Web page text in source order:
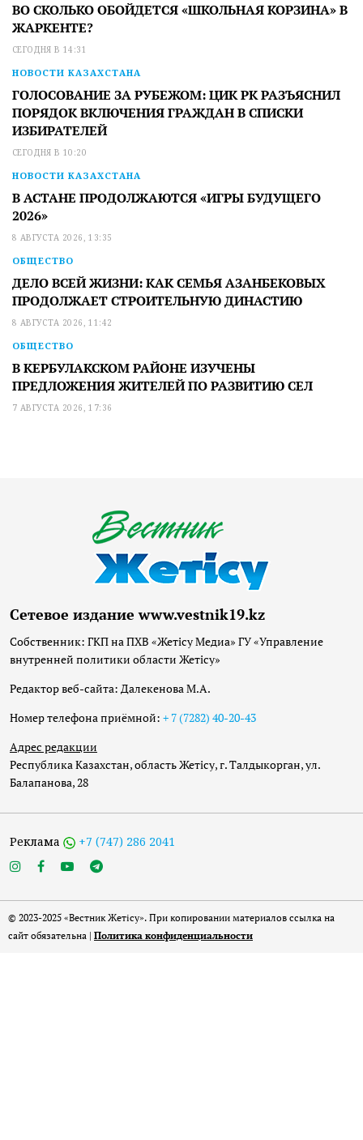
ВО СКОЛЬКО ОБОЙДЕТСЯ «ШКОЛЬНАЯ КОРЗИНА» В
ЖАРКЕНТЕ?
СЕГОДНЯ В 14:31
НОВОСТИ КАЗАХСТАНА
ГОЛОСОВАНИЕ ЗА РУБЕЖОМ: ЦИК РК РАЗЪЯСНИЛ
ПОРЯДОК ВКЛЮЧЕНИЯ ГРАЖДАН В СПИСКИ
ИЗБИРАТЕЛЕЙ
СЕГОДНЯ В 10:20
НОВОСТИ КАЗАХСТАНА
В АСТАНЕ ПРОДОЛЖАЮТСЯ «ИГРЫ БУДУЩЕГО
2026»
8 АВГУСТА 2026, 13:35
ОБЩЕСТВО
ДЕЛО ВСЕЙ ЖИЗНИ: КАК СЕМЬЯ АЗАНБЕКОВЫХ
ПРОДОЛЖАЕТ СТРОИТЕЛЬНУЮ ДИНАСТИЮ
8 АВГУСТА 2026, 11:42
ОБЩЕСТВО
В КЕРБУЛАКСКОМ РАЙОНЕ ИЗУЧЕНЫ
ПРЕДЛОЖЕНИЯ ЖИТЕЛЕЙ ПО РАЗВИТИЮ СЕЛ
7 АВГУСТА 2026, 17:36
Сетевое издание www.vestnik19.kz
Собственник: ГКП на ПХВ «Жетісу Медиа» ГУ «Управление
внутренней политики области Жетісу»
Редактор веб-сайта: Далекенова М.А.
Номер телефона приёмной: + 7 (7282) 40-20-43
Адрес редакции
Республика Казахстан, область Жетісу, г. Талдыкорган, ул.
Балапанова, 28
Реклама +7 (747) 286 2041
© 2023-2025 «Вестник Жетісу». При копировании материалов ссылка на
сайт обязательна | Политика конфиденциальности